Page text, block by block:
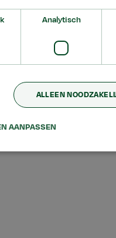
Analytisch
ALLEEN
AANPASSEN